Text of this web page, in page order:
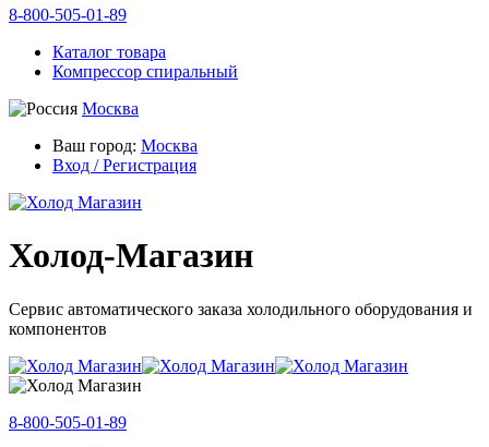
8-800-505-01-89
Каталог товара
Компрессор спиральный
Москва
Ваш город: Москва
Вход / Регистрация
Холод-Магазин
Сервис автоматического заказа холодильного оборудования и
компонентов
8-800-505-01-89